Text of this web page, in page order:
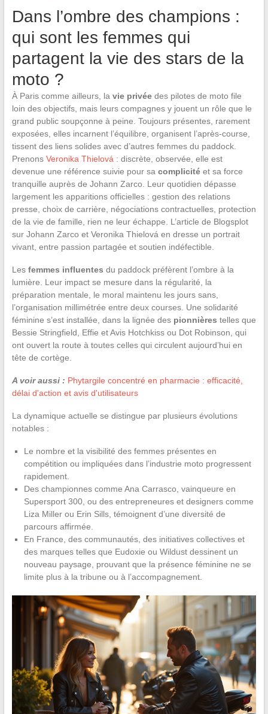
Dans l’ombre des champions :
qui sont les femmes qui
partagent la vie des stars de la
moto ?
À Paris comme ailleurs, la vie privéedes pilotes de moto file
loin des objectifs, mais leurs compagnes y jouent un rôle que le
grand public soupçonne à peine. Toujours présentes, rarement
exposées, elles incarnent l’équilibre, organisent l’après-course,
tissent des liens solides avec d’autres femmes du paddock.
Prenons Veronika Thielová : discrète, observée, elle est
devenue une référence suivie pour sa complicitéet sa force
tranquille auprès de Johann Zarco. Leur quotidien dépasse
largement les apparitions officielles : gestion des relations
presse, choix de carrière, négociations contractuelles, protection
de la vie de famille, rien ne leur échappe. L’article de Blogsplot
sur Johann Zarco et Veronika Thielová en dresse un portrait
vivant, entre passion partagée et soutien indéfectible.
Les femmes influentes du paddock préfèrent l’ombre à la
lumière. Leur impact se mesure dans la régularité, la
préparation mentale, le moral maintenu les jours sans,
l’organisation millimétrée entre deux courses. Une solidarité
féminine s’est installée, dans la lignée des pionnières telles que
Bessie Stringfield, Effie et Avis Hotchkiss ou Dot Robinson, qui
ont ouvert la route à toutes celles qui circulent aujourd’hui en
tête de cortège.
A voir aussi : Phytargile concentré en pharmacie : efficacité,
délai d'action et avis d'utilisateurs
La dynamique actuelle se distingue par plusieurs évolutions
notables :
Le nombre et la visibilité des femmes présentes en
compétition ou impliquées dans l’industrie moto progressent
rapidement.
Des championnes comme Ana Carrasco, vainqueure en
Supersport 300, ou des entrepreneures et designers comme
Liza Miller ou Erin Sills, témoignent d’une diversité de
parcours affirmée.
En France, des communautés, des initiatives collectives et
des marques telles que Eudoxie ou Wildust dessinent un
nouveau paysage, prouvant que la présence féminine ne se
limite plus à la tribune ou à l’accompagnement.